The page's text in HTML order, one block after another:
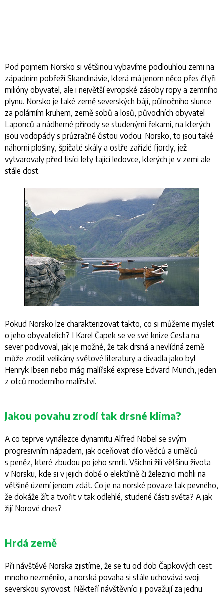
Pod pojmem Norsko si většinou vybavíme podlouhlou zemi na
západním pobřeží Skandinávie, která má jenom něco přes čtyři
milióny obyvatel, ale i největší evropské zásoby ropy a zemního
plynu. Norsko je také země severských bájí, půlnočního slunce
za polárním kruhem, země sobů a losů, původních obyvatel
Laponců a nádherné přírody se studenými řekami, na kterých
jsou vodopády s průzračně čistou vodou. Norsko, to jsou také
náhorní plošiny, špičaté skály a ostře zařízlé fjordy, jež
vytvarovaly před tisíci lety tající ledovce, kterých je v zemi ale
stále dost.
Pokud Norsko lze charakterizovat takto, co si můžeme myslet
o jeho obyvatelích? I Karel Čapek se ve své knize Cesta na
severpodivoval, jak je možné, že tak drsná a nevlídná země
může zrodit velikány světové literatury a divadla jako byl
Henryk Ibsen nebo mág malířské exprese Edvard Munch, jeden
z otců moderního malířství.
Jakou povahu zrodí tak drsné klima?
A co teprve vynálezce dynamitu Alfred Nobel se svým
progresivním nápadem, jak oceňovat dílo vědců a umělců
s peněz, které zbudou po jeho smrti. Všichni žili většinu života
v Norsku, kde si v jejich době o elektřině či železnici mohli na
většině území jenom zdát. Co je na norské povaze tak pevného,
že dokáže žít a tvořit v tak odlehlé, studené části světa? A jak
žijí Norové dnes?
Hrdá země
Při návštěvě Norska zjistíme, že se tu od dob Čapkových cest
mnoho nezměnilo, a norská povaha si stále uchovává svoji
severskou syrovost. Někteří návštěvníci ji považují za jednu